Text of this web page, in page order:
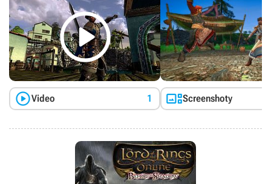

Video 1 Screenshoty